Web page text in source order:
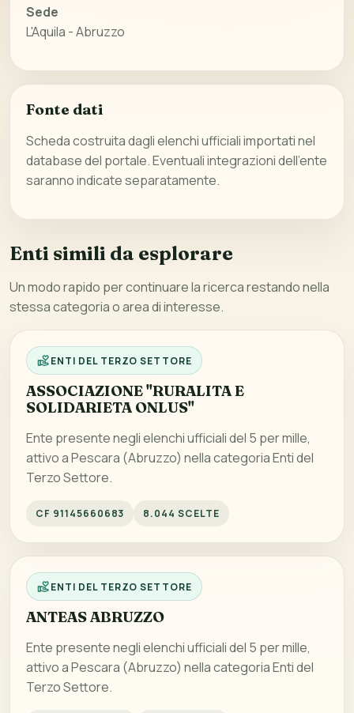
Sede
L'Aquila - Abruzzo
Fonte dati
Scheda costruita dagli elenchi ufficiali importati nel
database del portale. Eventuali integrazioni dell’ente
saranno indicate separatamente.
Enti simili da esplorare
Un modo rapido per continuare la ricerca restando nella
stessa categoria o area di interesse.
ENTI DEL TERZO SETTORE
ASSOCIAZIONE "RURALITA E
SOLIDARIETA ONLUS"
Ente presente negli elenchi ufficiali del 5 per mille,
attivo a Pescara (Abruzzo) nella categoria Enti del
Terzo Settore.
CF 91145660683 8.044 SCELTE
ENTI DEL TERZO SETTORE
ANTEAS ABRUZZO
Ente presente negli elenchi ufficiali del 5 per mille,
attivo a Pescara (Abruzzo) nella categoria Enti del
Terzo Settore.